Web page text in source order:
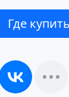
Где